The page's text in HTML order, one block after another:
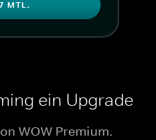
MTL.
ein Upgrade
WOW Premium.